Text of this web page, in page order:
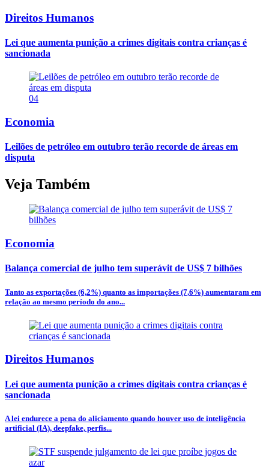
Direitos Humanos
Lei que aumenta punição a crimes digitais contra crianças é
sancionada
04
Economia
Leilões de petróleo em outubro terão recorde de áreas em
disputa
Veja Também
Economia
Balança comercial de julho tem superávit de US$ 7 bilhões
Tanto as exportações (6,2%) quanto as importações (7,6%) aumentaram em
relação ao mesmo período do ano...
Direitos Humanos
Lei que aumenta punição a crimes digitais contra crianças é
sancionada
A lei endurece a pena do aliciamento quando houver uso de inteligência
artificial (IA), deepfake, perfis...